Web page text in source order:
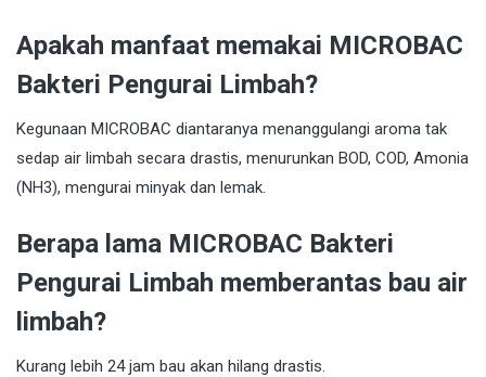
Apakah manfaat memakai MICROBAC
Bakteri Pengurai Limbah?
Kegunaan MICROBAC diantaranya menanggulangi aroma tak
sedap air limbah secara drastis, menurunkan BOD, COD, Amonia
(NH3), mengurai minyak dan lemak.
Berapa lama MICROBAC Bakteri
Pengurai Limbah memberantas bau air
limbah?
Kurang lebih 24 jam bau akan hilang drastis.